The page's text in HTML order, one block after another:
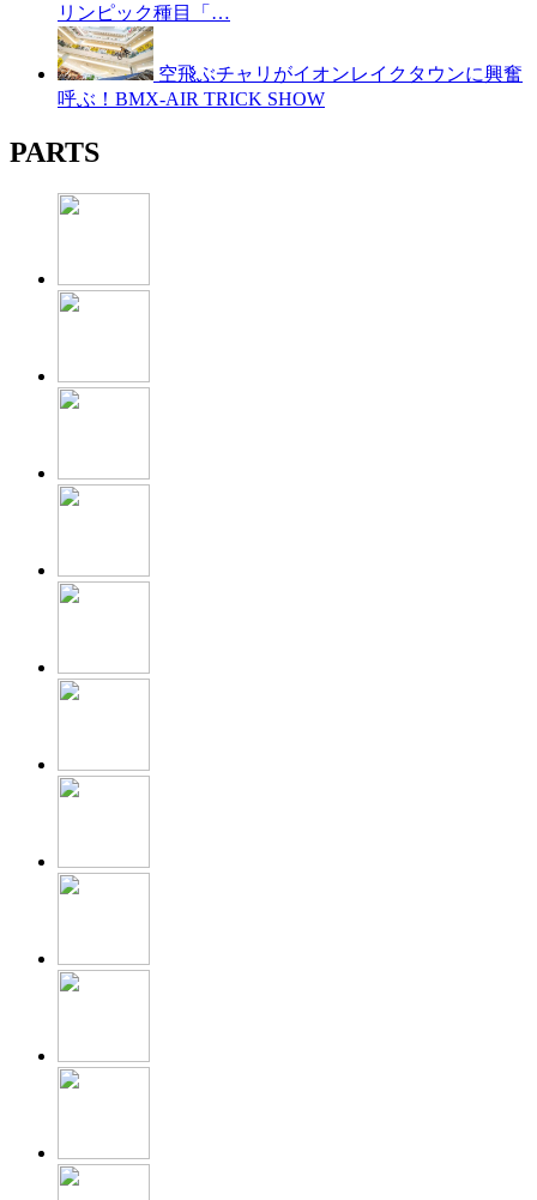
リンピック種目「…
空飛ぶチャリがイオンレイクタウンに興奮
呼ぶ！BMX-AIR TRICK SHOW
PARTS